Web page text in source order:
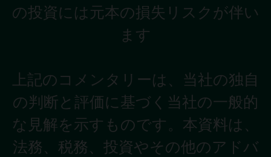
の投資には元本の損失リスクが伴い
ます
上記のコメンタリーは、当社の独自
の判断と評価に基づく当社の一般的
な見解を示すものです。本資料は、
法務、税務、投資やその他のアドバ